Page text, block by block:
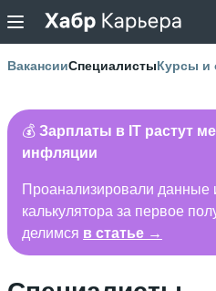
ВакансииСпециалистыКурсы и
💰 Зарплаты в IT растут
инфляции
Проанализировали данные
калькулятора за первое
делимся в статье →